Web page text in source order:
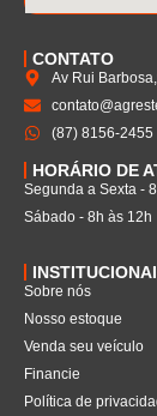
CONTATO
Av Rui
(87) 8156-2455
HORÁRIO DE
Segunda a Sexta -
Sábado - 8h às 12h
Sobre nós
Nosso estoque
Venda seu veículo
Financie
Política de